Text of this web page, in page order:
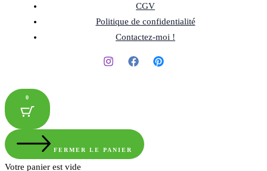
CGV
Politique de confidentialité
Contactez-moi !
0
FERMER LE PANIER
Votre panier est vide